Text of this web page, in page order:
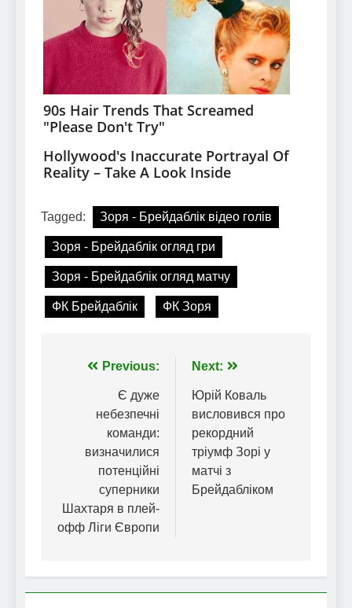
Tagged: Зоря - Брейдаблік відео голів
Зоря - Брейдаблік огляд гри
Зоря - Брейдаблік огляд матчу
ФК Брейдаблік ФК Зоря
Навігація
записів
Previous:
Є дуже
небезпечні
команди:
визначилися
потенційні
суперники
Шахтаря в плей-
офф Ліги Європи
Next:
Юрій Коваль
висловився про
рекордний
тріумф Зорі у
матчі з
Брейдабліком